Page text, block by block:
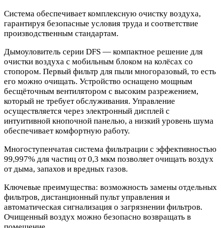
Система обеспечивает комплексную очистку воздуха,
гарантируя безопасные условия труда и соответствие
производственным стандартам.
Дымоуловитель серии DFS — компактное решение для
очистки воздуха с мобильным блоком на колёсах со
стопором. Первый фильтр для пыли многоразовый, то есть
его можно очищать. Устройство оснащено мощным
бесщёточным вентилятором с высоким разрежением,
который не требует обслуживания. Управление
осуществляется через электронный дисплей с
интуитивной кнопочной панелью, а низкий уровень шума
обеспечивает комфортную работу.
Многоступенчатая система фильтрации с эффективностью
99,997% для частиц от 0,3 мкм позволяет очищать воздух
от дыма, запахов и вредных газов.
Ключевые преимущества: возможность замены отдельных
фильтров, дистанционный пульт управления и
автоматическая сигнализация о загрязнении фильтров.
Очищенный воздух можно безопасно возвращать в